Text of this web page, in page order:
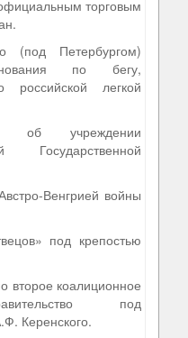
торговым
Петербургом)
по бегу,
российской легкой
учреждении
Государственной
Венгрией войны
под крепостью
коалиционное
под
Керенского.